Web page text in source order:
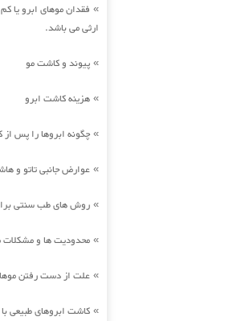
» فقدان موهای ابرو یا
ارثی می باشد.
» پیوند و کاشت مو
» هزینه کاشت ابرو
» چگونه ابروها را پس
» عوارض جانبی تاتو و
» روش های طب سنتی
» محدودیت ها و مشکلات
» علت از دست رفتن
» کاشت ابروهای طبیعی